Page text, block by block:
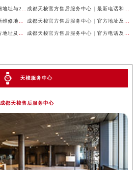
天梭服务中心
成都天梭售后服务中心